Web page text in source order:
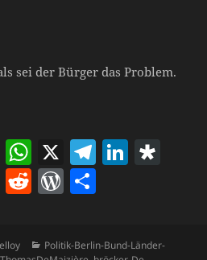
sei der Bürger das Problem.
Bl
u
es
W
h
at
X T Li
T
re
R
d
W
r le
Kategorien
Politik-Berlin-Bund-Länder-